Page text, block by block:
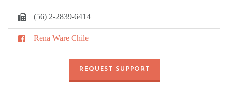
(56) 2-2839-6414
Rena Ware Chile
REQUEST SUPPORT